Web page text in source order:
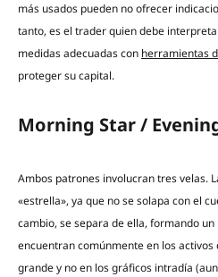
más usados pueden no ofrecer
tanto, es el trader quien debe
medidas adecuadas con herramientas
proteger su capital.
Morning Star /
Ambos patrones involucran tres velas.
«estrella», ya que no se solapa con el
cambio, se separa de ella, formando
encuentran comúnmente en los
grande y no en los gráficos intradía